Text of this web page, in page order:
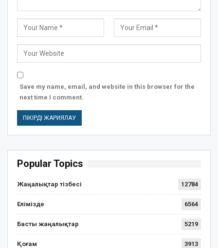
Save my name, email, and website in this browser for the
next time I comment.
Popular Topics
Жаңалықтар тізбесі 12784
Елімізде 6564
Басты жаңалықтар 5219
Қоғам 3913